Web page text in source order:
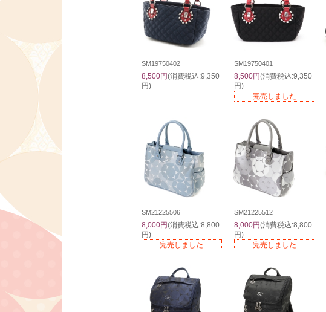
SM19750402
8,500円(消費税込:9,350
円)
SM19750401
8,500円(消費税込:9,350
円)
完売しました
SM21225506
8,000円(消費税込:8,800
円)
完売しました
SM21225512
8,000円(消費税込:8,800
円)
完売しました